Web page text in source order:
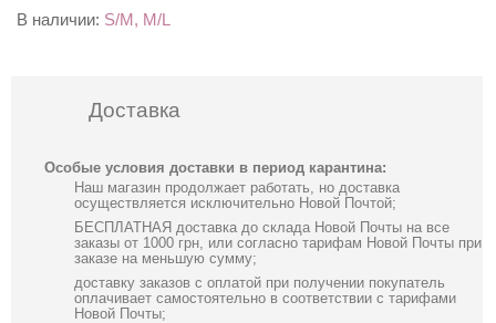
В наличии: S/M, M/L
Доставка
Особые условия доставки в период карантина:
Наш магазин продолжает работать, но доставка
осуществляется исключительно Новой Почтой;
БЕСПЛАТНАЯ доставка до склада Новой Почты на все
заказы от 1000 грн, или согласно тарифам Новой Почты при
заказе на меньшую сумму;
доставку заказов с оплатой при получении покупатель
оплачивает самостоятельно в соответствии с тарифами
Новой Почты;